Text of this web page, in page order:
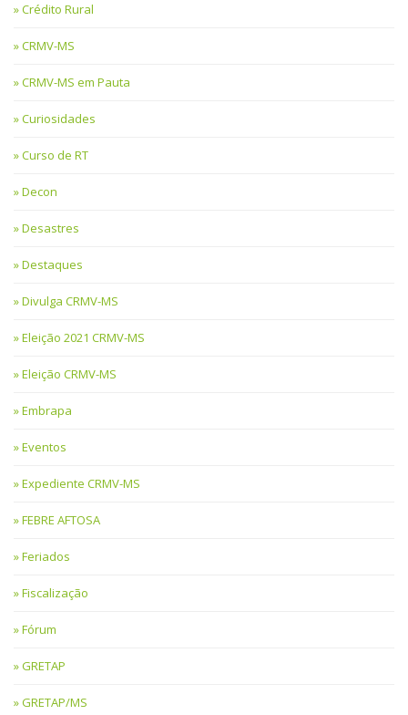
Crédito Rural
CRMV-MS
CRMV-MS em Pauta
Curiosidades
Curso de RT
Decon
Desastres
Destaques
Divulga CRMV-MS
Eleição 2021 CRMV-MS
Eleição CRMV-MS
Embrapa
Eventos
Expediente CRMV-MS
FEBRE AFTOSA
Feriados
Fiscalização
Fórum
GRETAP
GRETAP/MS